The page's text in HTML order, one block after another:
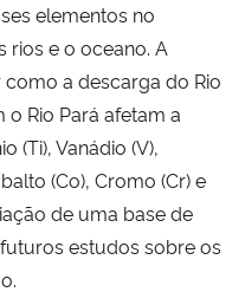
elementos no
rios e o oceano. A
a descarga do Rio
Rio Pará afetam a
(Ti), Vanádio (V),
(Co), Cromo (Cr) e
de uma base de
estudos sobre os